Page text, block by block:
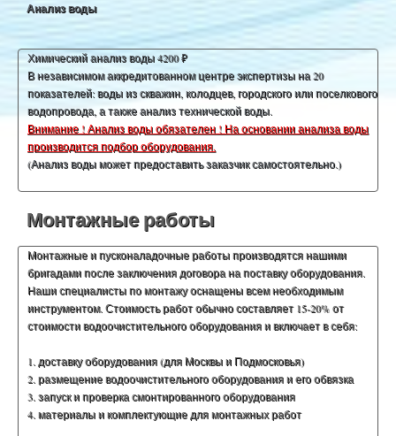
Анализ воды
Химический анализ воды 4200 ₽
В независимом аккредитованном центре экспертизы на 20
показателей: воды из скважин, колодцев, городского или поселкового
водопровода, а также анализ технической воды.
Внимание ! Анализ воды обязателен ! На основании анализа воды
производится подбор оборудования.
(Анализ воды может предоставить заказчик самостоятельно.)
Монтажные работы
Монтажные и пусконаладочные работы производятся нашими
бригадами после заключения договора на поставку оборудования.
Наши специалисты по монтажу оснащены всем необходимым
инструментом. Стоимость работ обычно составляет 15-20% от
стоимости водоочистительного оборудования и включает в себя:
1. доставку оборудования (для Москвы и Подмосковья)
2. размещение водоочистительного оборудования и его обвязка
3. запуск и проверка смонтированного оборудования
4. материалы и комплектующие для монтажных работ